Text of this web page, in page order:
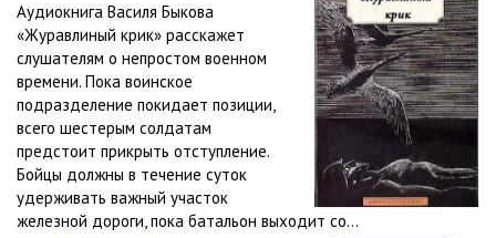
Аудиокнига Василя Быкова
«Журавлиный крик» расскажет
слушателям о непростом военном
времени. Пока воинское
подразделение покидает позиции,
всего шестерым солдатам
предстоит прикрыть отступление.
Бойцы должны в течение суток
удерживать важный участок
железной дороги, пока батальон выходит со...